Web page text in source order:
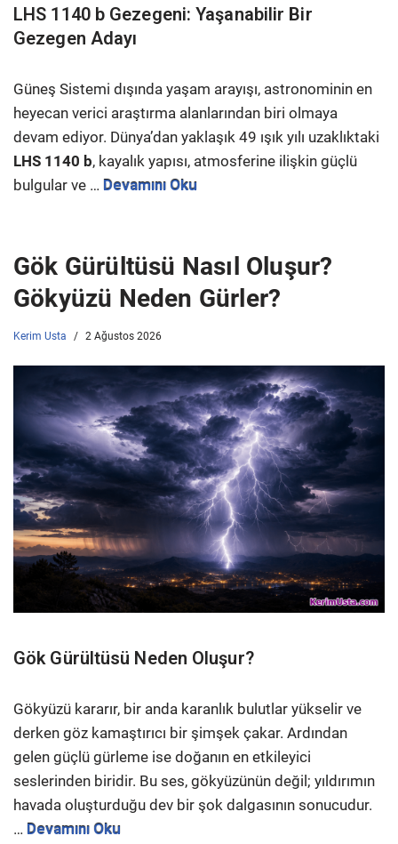
LHS 1140 b Gezegeni: Yaşanabilir Bir
Gezegen Adayı
Güneş Sistemi dışında yaşam arayışı, astronominin en
heyecan verici araştırma alanlarından biri olmaya
devam ediyor. Dünya’dan yaklaşık 49 ışık yılı uzaklıktaki
LHS 1140 b, kayalık yapısı, atmosferine ilişkin güçlü
bulgular ve … Devamını Oku
Gök Gürültüsü Nasıl Oluşur?
Gökyüzü Neden Gürler?
Kerim Usta 2 Ağustos 2026
Gök Gürültüsü Neden Oluşur?
Gökyüzü kararır, bir anda karanlık bulutlar yükselir ve
derken göz kamaştırıcı bir şimşek çakar. Ardından
gelen güçlü gürleme ise doğanın en etkileyici
seslerinden biridir. Bu ses, gökyüzünün değil; yıldırımın
havada oluşturduğu dev bir şok dalgasının sonucudur.
… Devamını Oku